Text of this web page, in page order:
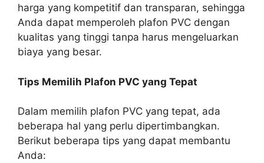
harga yang kompetitif dan transparan, sehingga
Anda dapat memperoleh plafon PVC dengan
kualitas yang tinggi tanpa harus mengeluarkan
biaya yang besar.
Tips Memilih Plafon PVC yang Tepat
Dalam memilih plafon PVC yang tepat, ada
beberapa hal yang perlu dipertimbangkan.
Berikut beberapa tips yang dapat membantu
Anda: